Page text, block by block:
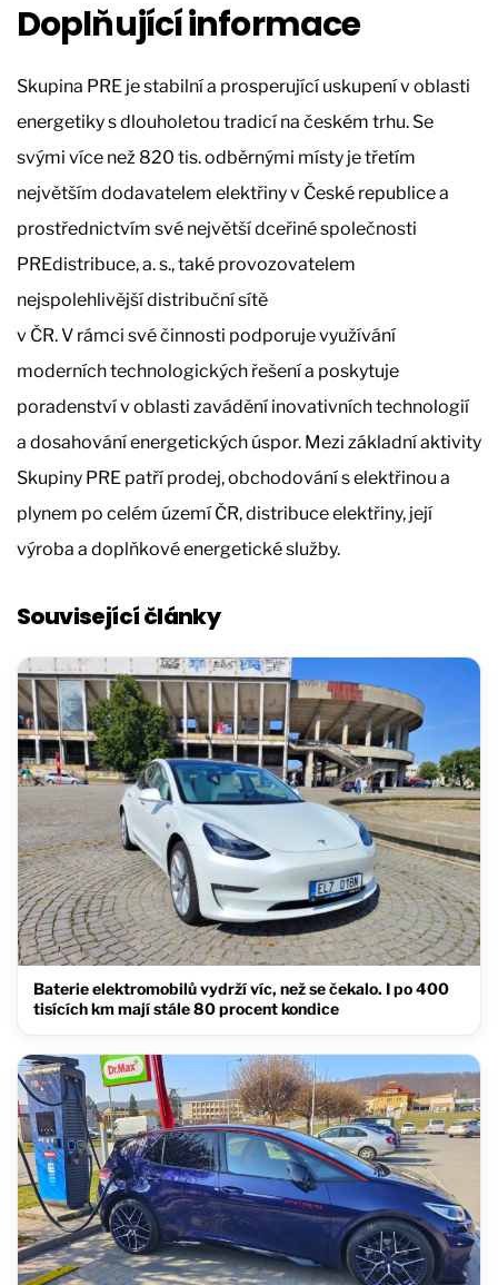
Doplňující informace
Skupina PRE je stabilní a prosperující uskupení v oblasti
energetiky s dlouholetou tradicí na českém trhu. Se
svými více než 820 tis. odběrnými místy je třetím
největším dodavatelem elektřiny v České republice a
prostřednictvím své největší dceřiné společnosti
PREdistribuce, a. s., také provozovatelem
nejspolehlivější distribuční sítě
v ČR. V rámci své činnosti podporuje využívání
moderních technologických řešení a poskytuje
poradenství v oblasti zavádění inovativních technologií
a dosahování energetických úspor. Mezi základní aktivity
Skupiny PRE patří prodej, obchodování s elektřinou a
plynem po celém území ČR, distribuce elektřiny, její
výroba a doplňkové energetické služby.
Související články
Baterie elektromobilů vydrží víc, než se čekalo. I po 400
tisících km mají stále 80 procent kondice